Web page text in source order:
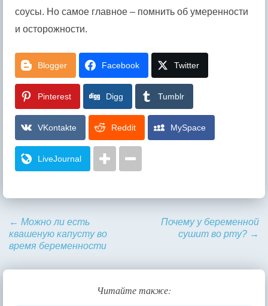
соусы. Но самое главное – помнить об умеренности
и осторожности.
Blogger Facebook Twitter
Pinterest Digg Tumblr
VKontakte Reddit MySpace
LiveJournal
← Можно ли есть
квашеную капусту во
время беременности
Почему у беременной
сушит во рту? →
Читайте также: